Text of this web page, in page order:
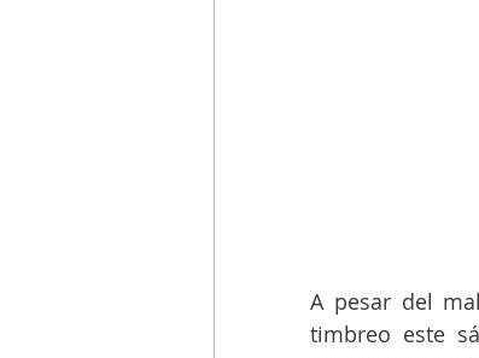
A pesar del
timbreo este